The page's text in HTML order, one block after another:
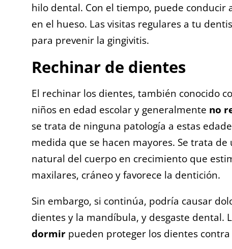
hilo dental. Con el tiempo, puede conducir
en el hueso. Las visitas regulares a tu
para prevenir la gingivitis.
Rechinar de dientes
El rechinar los dientes, también conocido
niños en edad escolar y generalmente no
se trata de ninguna patología a estas
medida que se hacen mayores. Se trata
natural del cuerpo en crecimiento que
maxilares, cráneo y favorece la dentición.
Sin embargo, si continúa, podría causar
dientes y la mandíbula, y desgaste dental.
dormirpueden proteger los dientes